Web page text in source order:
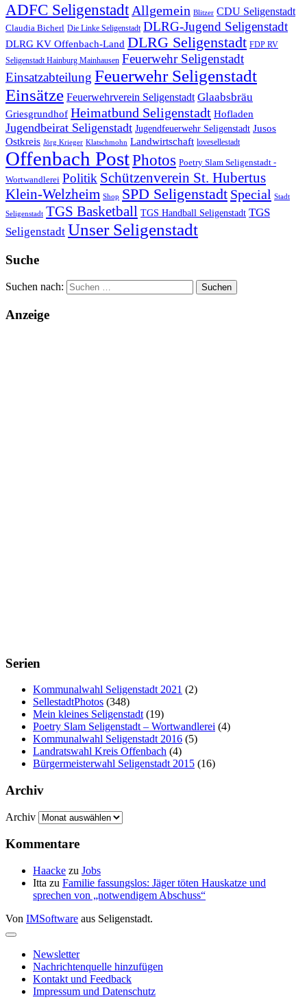
ADFC Seligenstadt Allgemein Blitzer CDU Seligenstadt
Claudia Bicherl Die Linke Seligenstadt DLRG-Jugend Seligenstadt
DLRG KV Offenbach-Land DLRG Seligenstadt FDP RV
Seligenstadt Hainburg Mainhausen Feuerwehr Seligenstadt
Einsatzabteilung Feuerwehr Seligenstadt
Einsätze Feuerwehrverein Seligenstadt Glaabsbräu
Griesgrundhof Heimatbund Seligenstadt Hofladen
Jugendbeirat Seligenstadt Jugendfeuerwehr Seligenstadt Jusos
Ostkreis Jörg Krieger Klatschmohn Landwirtschaft lovesellestadt
Offenbach PostPhotos Poetry Slam Seligenstadt -
Wortwandlerei Politik Schützenverein St. Hubertus
Klein-Welzheim Shop SPD Seligenstadt Special Stadt
Seligenstadt TGS Basketball TGS Handball Seligenstadt TGS
Seligenstadt Unser Seligenstadt
Suche
Suchen nach:
Anzeige
Serien
Kommunalwahl Seligenstadt 2021 (2)
SellestadtPhotos (348)
Mein kleines Seligenstadt (19)
Poetry Slam Seligenstadt – Wortwandlerei (4)
Kommunalwahl Seligenstadt 2016 (5)
Landratswahl Kreis Offenbach (4)
Bürgermeisterwahl Seligenstadt 2015 (16)
Archiv
Archiv
Kommentare
Haacke zu Jobs
Itta zu Familie fassungslos: Jäger töten Hauskatze und
sprechen von „notwendigem Abschuss“
Von IMSoftware aus Seligenstadt.
Newsletter
Nachrichtenquelle hinzufügen
Kontakt und Feedback
Impressum und Datenschutz